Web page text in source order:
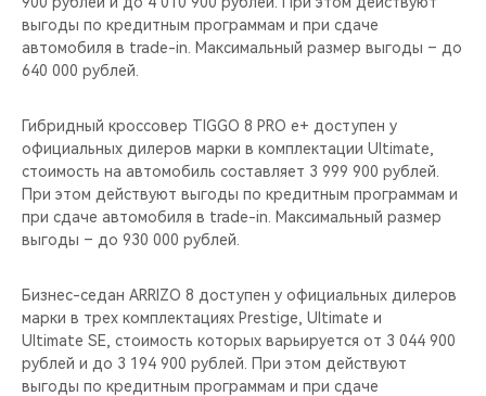
выгоды по кредитным программам и при сдаче
автомобиля в trade-in. Максимальный размер выгоды – до
640 000 рублей.
Гибридный кроссовер TIGGO 8 PRO e+ доступен у
официальных дилеров марки в комплектации Ultimate,
стоимость на автомобиль составляет 3 999 900 рублей.
При этом действуют выгоды по кредитным программам и
при сдаче автомобиля в trade-in. Максимальный размер
выгоды – до 930 000 рублей.
Бизнес-седан ARRIZO 8 доступен у официальных дилеров
марки в трех комплектациях Prestige, Ultimate и
Ultimate SE, стоимость которых варьируется от 3 044 900
рублей и до 3 194 900 рублей. При этом действуют
выгоды по кредитным программам и при сдаче